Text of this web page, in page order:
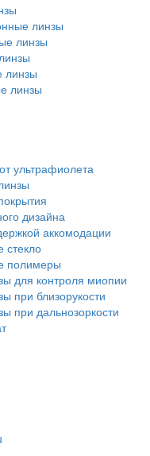
линзы
линзы
линзы
линзы
ультрафиолета
дизайна
аккомодации
стекло
полимеры
для контроля миопии
при близорукости
при дальнозоркости